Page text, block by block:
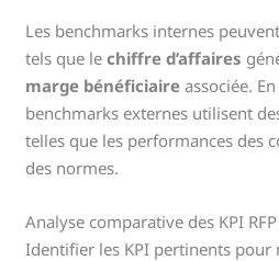
Les benchmarks internes
tels que lechiffre d’affaires
marge bénéficiaire associée.
benchmarks externes utilisent
telles que les performances des
des normes.
Analyse comparative des KPI
Identifier les KPI pertinents pour